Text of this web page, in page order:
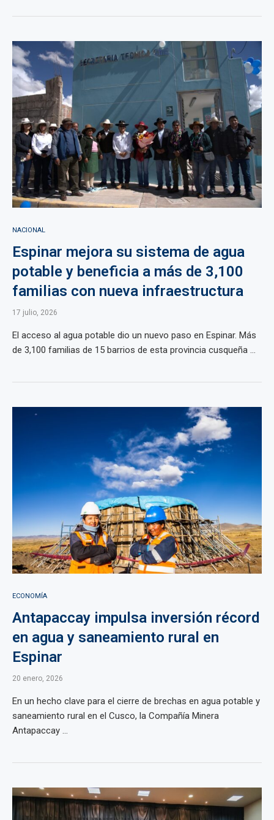
NACIONAL
Espinar mejora su sistema de agua
potable y beneficia a más de 3,100
familias con nueva infraestructura
17 julio, 2026
El acceso al agua potable dio un nuevo paso en Espinar. Más
de 3,100 familias de 15 barrios de esta provincia cusqueña ...
ECONOMÍA
Antapaccay impulsa inversión récord
en agua y saneamiento rural en
Espinar
20 enero, 2026
En un hecho clave para el cierre de brechas en agua potable y
saneamiento rural en el Cusco, la Compañía Minera
Antapaccay ...